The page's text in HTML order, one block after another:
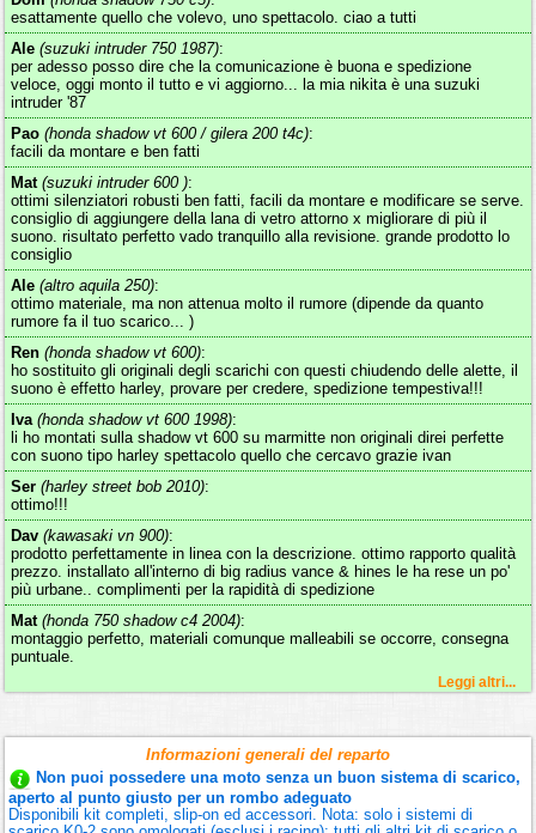
esattamente quello che volevo, uno spettacolo. ciao a tutti
Ale (suzuki intruder 750 1987):
per adesso posso dire che la comunicazione è buona e spedizione
veloce, oggi monto il tutto e vi aggiorno... la mia nikita è una suzuki
intruder '87
Pao (honda shadow vt 600 / gilera 200 t4c):
facili da montare e ben fatti
Mat (suzuki intruder 600 ):
ottimi silenziatori robusti ben fatti, facili da montare e modificare se serve.
consiglio di aggiungere della lana di vetro attorno x migliorare di più il
suono. risultato perfetto vado tranquillo alla revisione. grande prodotto lo
consiglio
Ale (altro aquila 250):
ottimo materiale, ma non attenua molto il rumore (dipende da quanto
rumore fa il tuo scarico... )
Ren (honda shadow vt 600):
ho sostituito gli originali degli scarichi con questi chiudendo delle alette, il
suono è effetto harley, provare per credere, spedizione tempestiva!!!
Iva (honda shadow vt 600 1998):
li ho montati sulla shadow vt 600 su marmitte non originali direi perfette
con suono tipo harley spettacolo quello che cercavo grazie ivan
Ser (harley street bob 2010):
ottimo!!!
Dav (kawasaki vn 900):
prodotto perfettamente in linea con la descrizione. ottimo rapporto qualità
prezzo. installato all'interno di big radius vance & hines le ha rese un po'
più urbane.. complimenti per la rapidità di spedizione
Mat (honda 750 shadow c4 2004):
montaggio perfetto, materiali comunque malleabili se occorre, consegna
puntuale.
Leggi altri...
Informazioni generali del reparto
Non puoi possedere una moto senza un buon sistema di scarico,
aperto al punto giusto per un rombo adeguato
Disponibili kit completi, slip-on ed accessori. Nota: solo i sistemi di